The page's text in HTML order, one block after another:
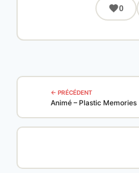
0
← PRÉCÉDENT
Animé – Plastic Memories